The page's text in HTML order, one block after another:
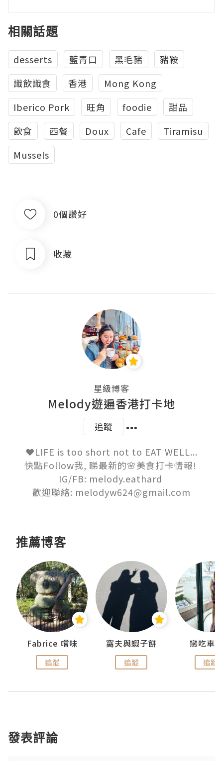
相關話題
desserts 藍青口 黑毛豬
豬鞍
識飲識食
香港
Mong Kong
Iberico Pork
旺角 foodie
甜品
飲食
西餐 Doux Cafe
Tiramisu
Mussels
0個讚好
收藏
星級博客
Melody遊遍香港打卡地
追蹤
❤️LIFE is too short not to EAT WELL...
快點Follow我, 睇最新的🌸美食打卡情報!
IG/FB: melody.eathard
歡迎聯絡: melodyw624@gmail.com
推薦博客
Fabrice 嚐味
追蹤
窩夫與蝦子餅
追蹤
戀吃車
追蹤
發表評論